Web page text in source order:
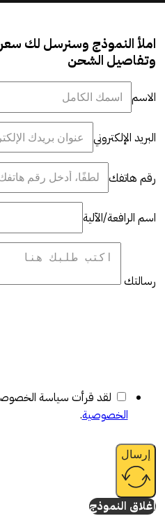
املأ النموذج وسنرسل لك
وتفاصيل الشحن
الاسم
البريد الإلكتروني
رقم هاتفك
اسم الرافعة/الآلية
رسالتك
لقد قرأت سياسة
الخصوصية.
إرسال
إغلاق النموذج